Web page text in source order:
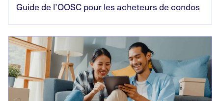
Guide de l’OOSC pour les acheteurs de condos